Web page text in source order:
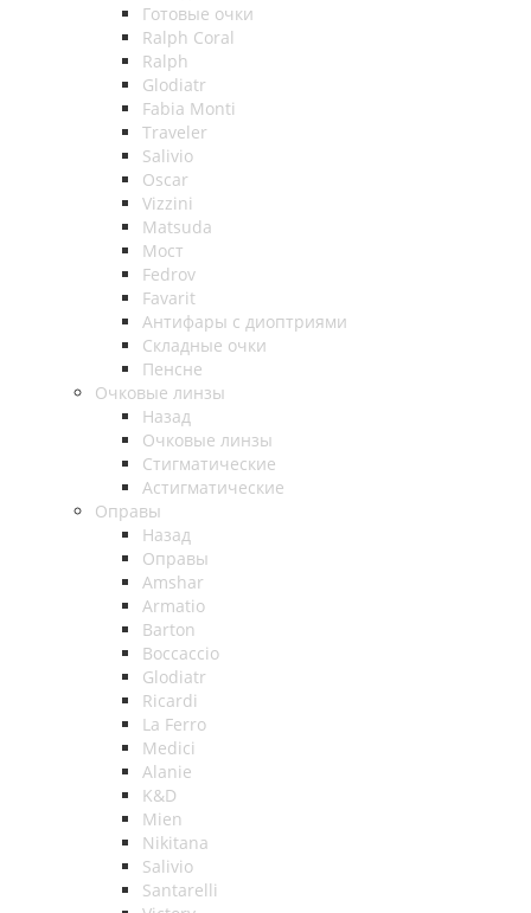
Готовые очки
Ralph Coral
Ralph
Glodiatr
Fabia Monti
Traveler
Salivio
Oscar
Vizzini
Matsuda
Мост
Fedrov
Favarit
Антифары с диоптриями
Складные очки
Пенсне
Очковые линзы
Назад
Очковые линзы
Стигматические
Астигматические
Оправы
Назад
Оправы
Amshar
Armatio
Barton
Boccaccio
Glodiatr
Ricardi
La Ferro
Medici
Alanie
K&D
Mien
Nikitana
Salivio
Santarelli